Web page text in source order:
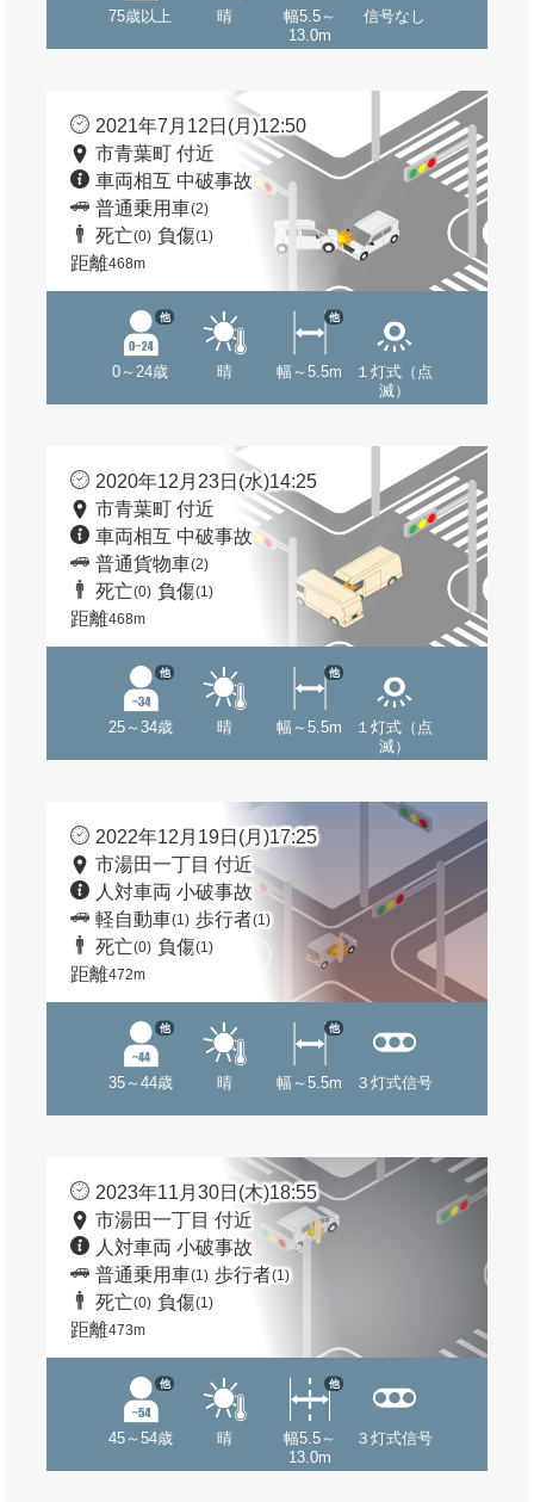
75歳以上 晴
幅5.5～
13.0m
信号なし
2021年7月12日(月)12:50
市青葉町 付近
車両相互 中破事故
普通乗用車(2)
死亡(0) 負傷(1)
距離468m
0～24歳
他
晴 幅～5.5m
他
１灯式（点
滅）
2020年12月23日(水)14:25
市青葉町 付近
車両相互 中破事故
普通貨物車(2)
死亡(0) 負傷(1)
距離468m
25～34歳
他
晴 幅～5.5m
他
１灯式（点
滅）
2022年12月19日(月)17:25
市湯田一丁目 付近
人対車両 小破事故
軽自動車(1) 歩行者(1)
死亡(0) 負傷(1)
距離472m
35～44歳
他
晴 幅～5.5m
他
３灯式信号
2023年11月30日(木)18:55
市湯田一丁目 付近
人対車両 小破事故
普通乗用車(1) 歩行者(1)
死亡(0) 負傷(1)
距離473m
45～54歳
他
晴
幅5.5～
13.0m
他
３灯式信号